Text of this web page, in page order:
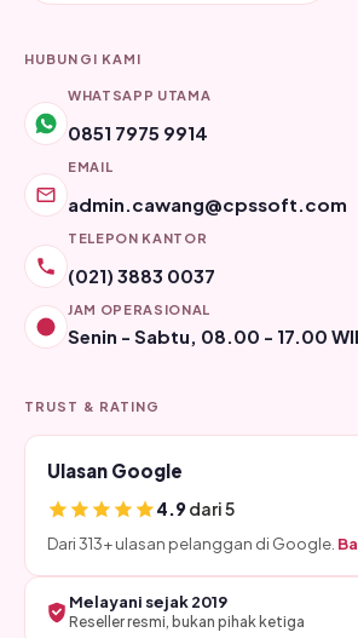
HUBUNGI KAMI
WHATSAPP UTAMA
0851 7975 9914
EMAIL
admin.cawang@cpssoft.com
TELEPON KANTOR
(021) 3883 0037
JAM OPERASIONAL
Senin - Sabtu, 08.00 - 17.00
TRUST & RATING
Ulasan Google
4.9dari 5
Dari 313+ ulasan pelanggan di Google.
Melayani sejak 2019
Reseller resmi, bukan pihak ketiga